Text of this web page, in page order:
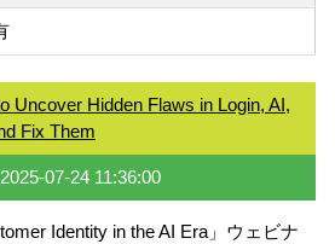
Uncover Hidden Flaws in Login, AI,
Fix Them
2025-07-24 11:36:00
Identity in the AI Era」ウェビナ